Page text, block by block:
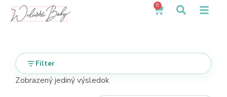
0
Filter
Zobrazený jediný výsledok